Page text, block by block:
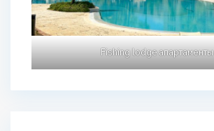
Fishing lodge апартаменты